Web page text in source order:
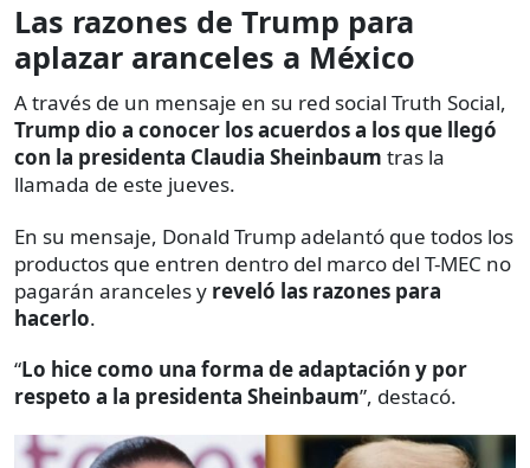
Las razones de Trump para
aplazar aranceles a México
A través de un mensaje en su red social Truth Social,
Trump dio a conocer los acuerdos a los que llegó
con la presidenta Claudia Sheinbaum tras la
llamada de este jueves.
En su mensaje, Donald Trump adelantó que todos los
productos que entren dentro del marco del T-MEC no
pagarán aranceles y reveló las razones para
hacerlo.
“Lo hice como una forma de adaptación y por
respeto a la presidenta Sheinbaum”, destacó.